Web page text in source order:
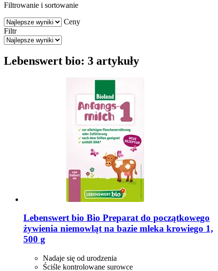
Filtrowanie i sortowanie
Ceny
Filtr
Lebenswert bio: 3 artykuły
Lebenswert bio Bio Preparat do początkowego
żywienia niemowląt na bazie mleka krowiego 1,
500 g
Nadaje się od urodzenia
Ściśle kontrolowane surowce